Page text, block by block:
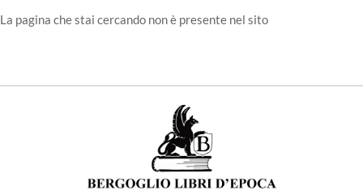
La pagina che stai cercando non è presente nel sito